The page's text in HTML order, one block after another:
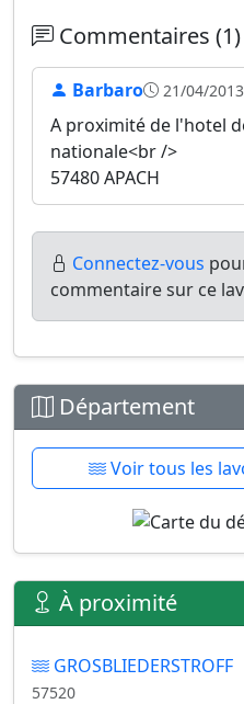
Commentaires (1)
Barbaro 21/04/
A proximité de l'hotel
nationale<br />
57480 APACH
Connectez-vous
commentaire sur ce
Département
Voir tous les
À proximité
GROSBLIEDERSTROFF
57520